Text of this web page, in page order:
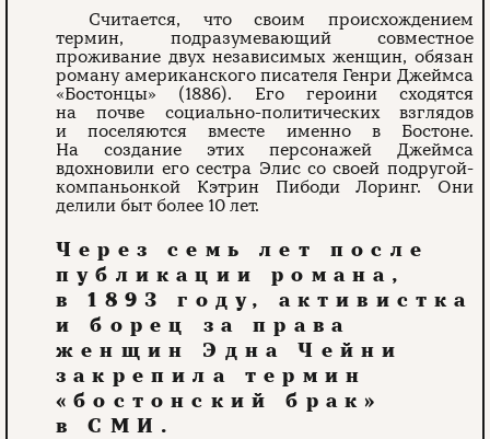
Считается, что своим происхождением
термин, подразумевающий совместное
проживание двух независимых женщин, обязан
роману американского писателя Генри Джеймса
«Бостонцы» (1886). Его героини сходятся
на почве социально-политических взглядов
и поселяются вместе именно в Бостоне.
На создание этих персонажей Джеймса
вдохновили его сестра Элис со своей подругой-
компаньонкой Кэтрин Пибоди Лоринг. Они
делили быт более 10 лет.
Через семь лет после
публикации романа,
в 1893 году, активистка
и борец за права
женщин Эдна Чейни
закрепила термин
«бостонский брак»
в СМИ.